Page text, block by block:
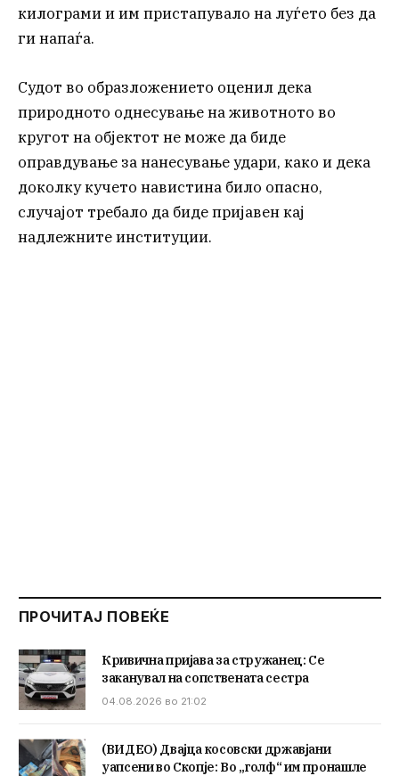
килограми и им пристапувало на луѓето без да
ги напаѓа.
Судот во образложението оценил дека
природното однесување на животното во
кругот на објектот не може да биде
оправдување за нанесување удари, како и дека
доколку кучето навистина било опасно,
случајот требало да биде пријавен кај
надлежните институции.
ПРОЧИТАЈ ПОВЕЌЕ
Кривична пријава за стружанец: Се
заканувал на сопствената сестра
04.08.2026 во 21:02
(ВИДЕО) Двајца косовски државјани
уапсени во Скопје: Во „голф“ им пронашле